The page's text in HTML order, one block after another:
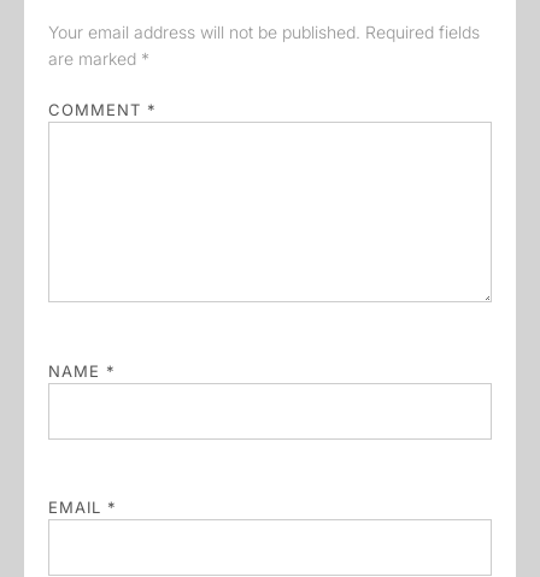
Your email address will not be published. Required fields
are marked *
COMMENT *
NAME *
EMAIL *